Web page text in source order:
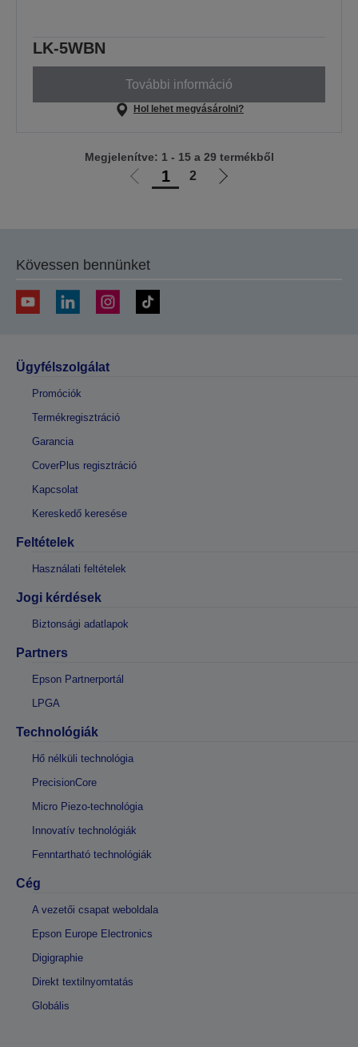
LK-5WBN
További információ
Hol lehet megvásárolni?
Előző
1 2
Következő
Megjelenítve: 1 - 15 a 29 termékből
Kövessen bennünket
Ügyfélszolgálat
Promóciók
Termékregisztráció
Garancia
CoverPlus regisztráció
Kapcsolat
Kereskedő keresése
Feltételek
Használati feltételek
Jogi kérdések
Biztonsági adatlapok
Partners
Epson Partnerportál
LPGA
Technológiák
Hő nélküli technológia
PrecisionCore
Micro Piezo-technológia
Innovatív technológiák
Fenntartható technológiák
Cég
A vezetői csapat weboldala
Epson Europe Electronics
Digigraphie
Direkt textilnyomtatás
Globális